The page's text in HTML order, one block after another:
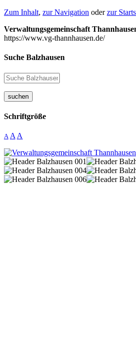
Zum Inhalt, zur Navigation oderzur
Verwaltungsgemeinschaft
https://www.vg-thannhausen.de/
Suche Balzhausen
suchen
Schriftgröße
A A A